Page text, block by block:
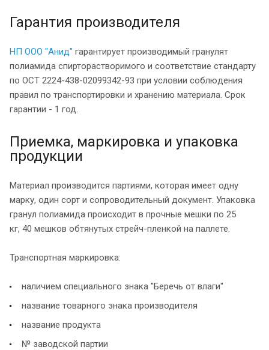
Гарантия производителя
НП ООО "Анид" гарантирует производимый гранулят
полиамида спирторастворимого и соответствие стандарту
по ОСТ 2224-438-02099342-93 при условии соблюдения
правил по транспортировки и хранению материала. Срок
гарантии - 1 год.
Приемка, маркировка и упаковка
продукции
Материал производится партиями, которая имеет одну
марку, один сорт и сопроводительный документ. Упаковка
гранул полиамида происходит в прочные мешки по 25
кг, 40 мешков обтянутых стрейч-пленкой на паллете.
Транспортная маркировка:
наличием специального знака "Беречь от влаги"
название товарного знака производителя
название продукта
№ заводской партии